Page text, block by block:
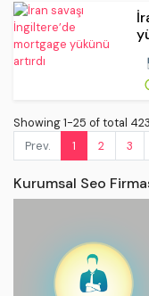
Showing 1-25 of total
Prev.
1 2 3
Kurumsal Seo